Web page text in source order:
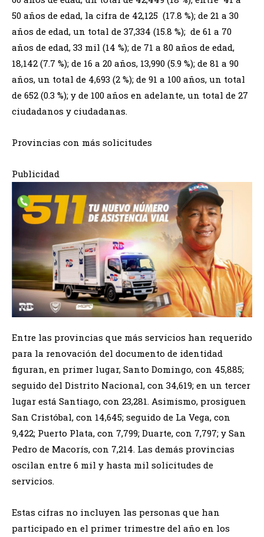
50 años de edad, la cifra de 42,125 (17.8 %); de 21 a 30
años de edad, un total de 37,334 (15.8 %); de 61 a 70
años de edad, 33 mil (14 %); de 71 a 80 años de edad,
18,142 (7.7 %); de 16 a 20 años, 13,990 (5.9 %); de 81 a 90
años, un total de 4,693 (2 %); de 91 a 100 años, un total
de 652 (0.3 %); y de 100 años en adelante, un total de 27
ciudadanos y ciudadanas.
Provincias con más solicitudes
Publicidad
Entre las provincias que más servicios han requerido
para la renovación del documento de identidad
figuran, en primer lugar, Santo Domingo, con 45,885;
seguido del Distrito Nacional, con 34,619; en un tercer
lugar está Santiago, con 23,281. Asimismo, prosiguen
San Cristóbal, con 14,645; seguido de La Vega, con
9,422; Puerto Plata, con 7,799; Duarte, con 7,797; y San
Pedro de Macorís, con 7,214. Las demás provincias
oscilan entre 6 mil y hasta mil solicitudes de
servicios.
Estas cifras no incluyen las personas que han
participado en el primer trimestre del año en los